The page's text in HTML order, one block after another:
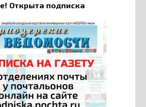
Открыта подписка